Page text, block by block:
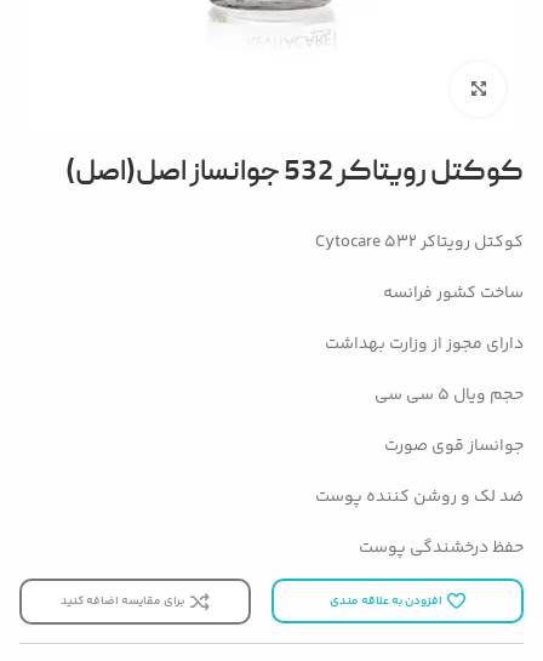
کوکتل رویتاکر 532 جوانساز اصل(اصل)
کوکتل رویتاکر Cytocare 532
ساخت کشور فرانسه
دارای مجوز از وزارت بهداشت
حجم ویال 5 سی سی
جوانساز قوی صورت
ضد لک و روشن کننده پوست
حفظ درخشندگی پوست
افزودن به علاقه مندی برای مقایسه اضافه کنید